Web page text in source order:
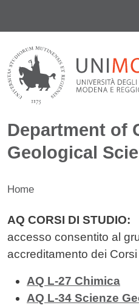
Department of
Geological
Home
Contenuto
AQ CORSI DI STUDIO:
accesso consentito al
accreditamento dei
AQ L-27 Chimica
AQ L-34 Scienze